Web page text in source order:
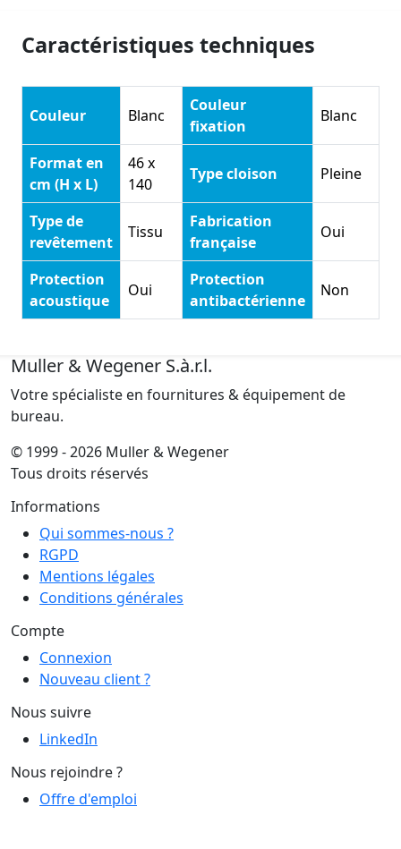
Caractéristiques techniques
Couleur Blanc
Couleur
fixation
Blanc
Format en
cm (H x L)
46 x
140
Type cloison Pleine
Type de
revêtement
Tissu
Fabrication
française
Oui
Protection
acoustique
Oui
Protection
antibactérienne
Non
Muller & Wegener S.à.r.l.
Votre spécialiste en fournitures & équipement de
bureau.
© 1999 - 2026 Muller & Wegener
Tous droits réservés
Informations
Qui sommes-nous ?
RGPD
Mentions légales
Conditions générales
Compte
Connexion
Nouveau client ?
Nous suivre
LinkedIn
Nous rejoindre ?
Offre d'emploi